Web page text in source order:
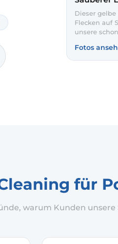
Dieser
Flecken auf
unsere
aufgefrischt.
und
Fotos
für
warum Kunden